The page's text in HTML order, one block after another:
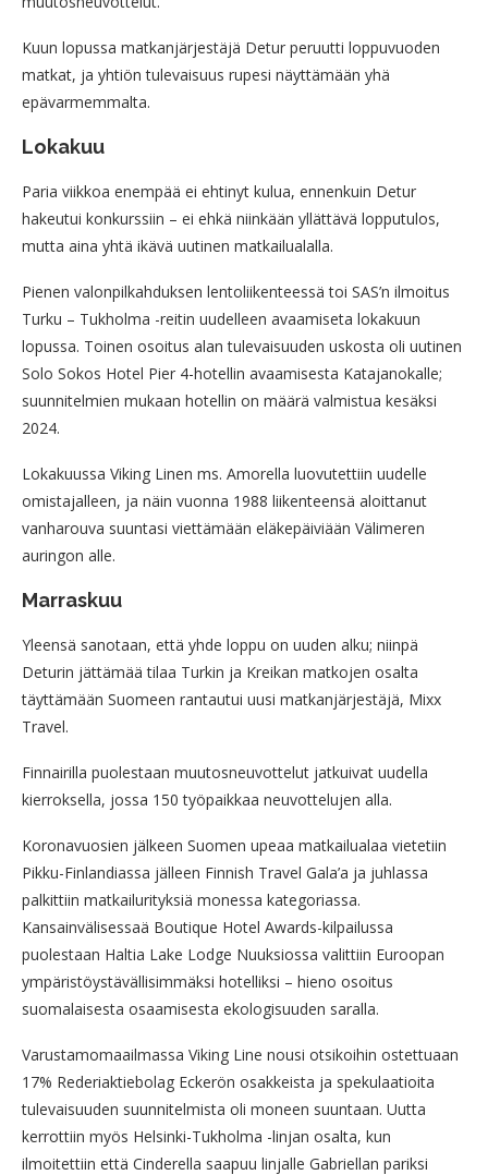
Kuun lopussa matkanjärjestäjä Detur peruutti loppuvuoden
matkat, ja yhtiön tulevaisuus rupesi näyttämään yhä
epävarmemmalta.
Lokakuu
Paria viikkoa enempää ei ehtinyt kulua, ennenkuin Detur
hakeutui konkurssiin – ei ehkä niinkään yllättävä lopputulos,
mutta aina yhtä ikävä uutinen matkailualalla.
Pienen valonpilkahduksen lentoliikenteessä toi SAS’n ilmoitus
Turku – Tukholma -reitin uudelleen avaamiseta lokakuun
lopussa. Toinen osoitus alan tulevaisuuden uskosta oli uutinen
Solo Sokos Hotel Pier 4-hotellin avaamisesta Katajanokalle;
suunnitelmien mukaan hotellin on määrä valmistua kesäksi
2024.
Lokakuussa Viking Linen ms. Amorella luovutettiin uudelle
omistajalleen, ja näin vuonna 1988 liikenteensä aloittanut
vanharouva suuntasi viettämään eläkepäiviään Välimeren
auringon alle.
Marraskuu
Yleensä sanotaan, että yhde loppu on uuden alku; niinpä
Deturin jättämää tilaa Turkin ja Kreikan matkojen osalta
täyttämään Suomeen rantautui uusi matkanjärjestäjä, Mixx
Travel.
Finnairilla puolestaan muutosneuvottelut jatkuivat uudella
kierroksella, jossa 150 työpaikkaa neuvottelujen alla.
Koronavuosien jälkeen Suomen upeaa matkailualaa vietetiin
Pikku-Finlandiassa jälleen Finnish Travel Gala’a ja juhlassa
palkittiin matkailurityksiä monessa kategoriassa.
Kansainvälisessaä Boutique Hotel Awards-kilpailussa
puolestaan Haltia Lake Lodge Nuuksiossa valittiin Euroopan
ympäristöystävällisimmäksi hotelliksi – hieno osoitus
suomalaisesta osaamisesta ekologisuuden saralla.
Varustamomaailmassa Viking Line nousi otsikoihin ostettuaan
17% Rederiaktiebolag Eckerön osakkeista ja spekulaatioita
tulevaisuuden suunnitelmista oli moneen suuntaan. Uutta
kerrottiin myös Helsinki-Tukholma -linjan osalta, kun
ilmoitettiin että Cinderella saapuu linjalle Gabriellan pariksi